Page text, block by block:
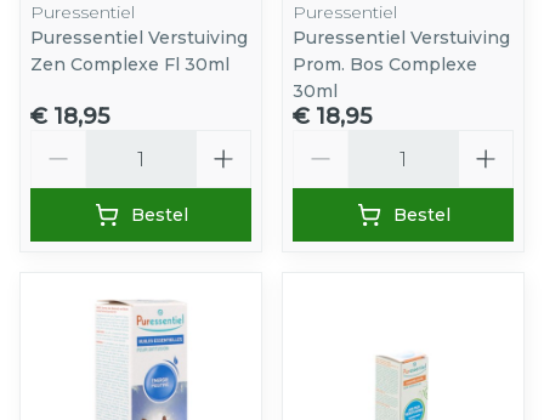
Puressentiel
Puressentiel Verstuiving
Zen Complexe Fl 30ml
€ 18,95
Bestel
Puressentiel
Puressentiel Verstuiving
Prom. Bos Complexe
30ml
€ 18,95
Bestel